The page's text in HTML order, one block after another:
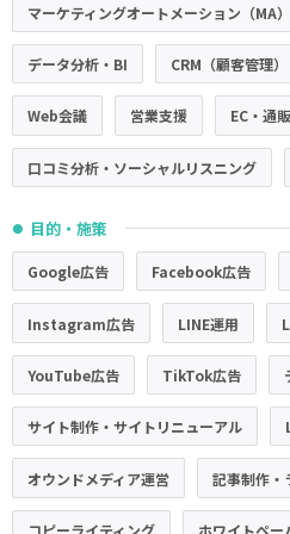
マーケティングオートメーション（MA）
データ分析・BI CRM（顧客管理）
Web会議 営業支援 EC・通
口コミ分析・ソーシャルリスニング
● 目的・施策
Google広告 Facebook広告
Instagram広告 LINE運用
YouTube広告 TikTok広告
サイト制作・サイトリニューアル
オウンドメディア運営 記事制作・
コピーライティング ホワイトペー